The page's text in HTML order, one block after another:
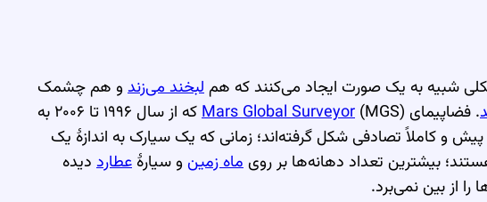
شبیه به یک صورت ایجاد می‌کنند که هملبخند می‌زندو هم چشمک
. فضاپیمای Mars Global Surveyor
(MGS) که از سال ۱۹۹۶ تا ۲۰۰۶ به
و کاملاً تصادفی شکل گرفته‌اند؛ زمانی که یک سیارک به اندازهٔ یک
بیشترین تعداد دهانه‌ها بر رویماه زمینو سیارهٔ عطارد دیده
را از بین نمی‌برد.